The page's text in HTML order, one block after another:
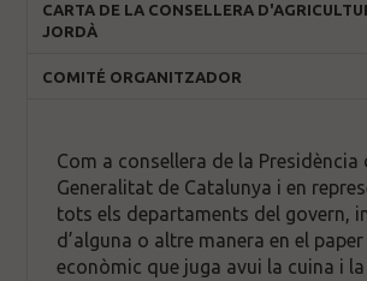
CARTA DE LA CONSELLERA
JORDÀ
COMITÉ ORGANITZADOR
Com a consellera de la Presidència
Generalitat de Catalunya i en
tots els departaments del govern,
d’alguna o altre manera en el
econòmic que juga avui la cuina i